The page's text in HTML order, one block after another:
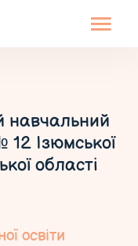
навчальний
Ізюмської
області
освіти